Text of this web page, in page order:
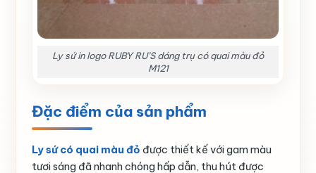
Ly sứ in logo RUBY RU’S dáng trụ có quai màu đỏ
M121
Đặc điểm của sản phẩm
Ly sứ có quai màu đỏ được thiết kế với gam màu
tươi sáng đã nhanh chóng hấp dẫn, thu hút được